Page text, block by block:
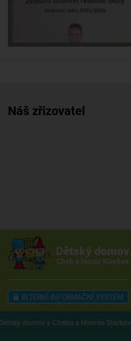
Náš zřizovatel
INTERNÍ INFORMAČNÍ SYSTÉM
Dětský domov v Chebu a Horním